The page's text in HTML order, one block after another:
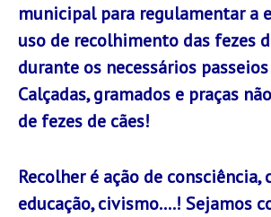
municipal para regulamentar a
uso de recolhimento das fezes
durante os necessários
Calçadas, gramados e praças
de fezes de cães!
Recolher é ação de consciência,
educação, civismo….! Sejamos